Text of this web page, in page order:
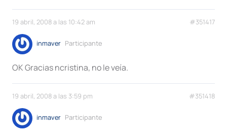
19 abril, 2008 a las 10:42 am #351417
inmaver Participante
OK Gracias ncristina, no le veía.
19 abril, 2008 a las 3:59 pm #351418
inmaver Participante